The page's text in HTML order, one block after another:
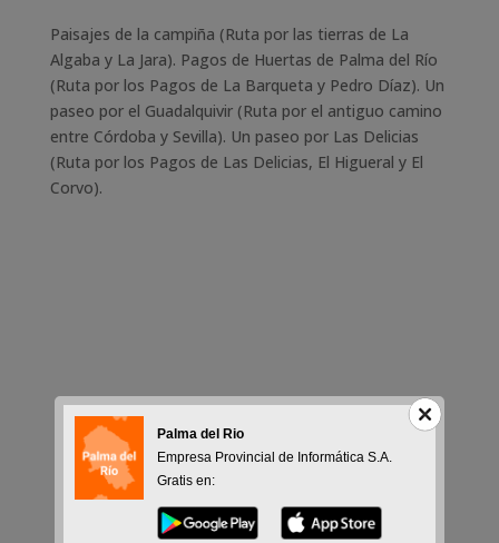
Paisajes de la campiña (Ruta por las tierras de La
Algaba y La Jara). Pagos de Huertas de Palma del Río
(Ruta por los Pagos de La Barqueta y Pedro Díaz). Un
paseo por el Guadalquivir (Ruta por el antiguo camino
entre Córdoba y Sevilla). Un paseo por Las Delicias
(Ruta por los Pagos de Las Delicias, El Higueral y El
Corvo).
Paisajes de la campiña (Ruta por las
tierras de La Algaba y La Jara)
Palma del Rio
Empresa Provincial de Informática S.A.
Gratis en: